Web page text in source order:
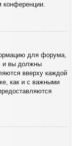
конференции.
для форума,
и вы должны
вверху каждой
как и с важными